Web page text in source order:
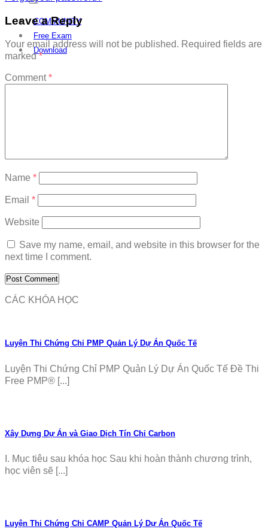
COMMUNITY
Free Exam
Download
Leave a Reply
Your email address will not be published. Required fields are
marked*
Comment*
Name *
Email *
Website
Save my name, email, and website in this browser for the
next time I comment.
CÁC KHÓA HỌC
Luyện Thi Chứng Chỉ PMP Quản Lý Dự Án Quốc Tế
Luyện Thi Chứng Chỉ PMP Quản Lý Dự Án Quốc Tế Đề Thi
Free PMP® [...]
Xây Dựng Dự Án và Giao Dịch Tín Chỉ Carbon
I. Mục tiêu sau khóa học Sau khi hoàn thành chương trình,
học viên sẽ [...]
Luyện Thi Chứng Chỉ CAMP Quản Lý Dự Án Quốc Tế